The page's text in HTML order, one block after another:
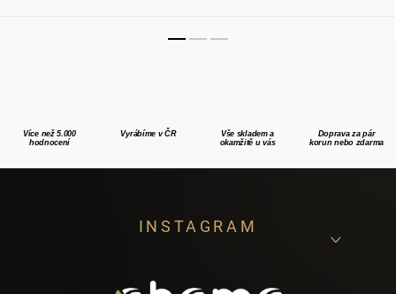
Více než 5.000
hodnocení
Vyrábíme v ČR
Vše skladem a
okamžitě u vás
Doprava za pár
korun nebo zdarma
INSTAGRAM